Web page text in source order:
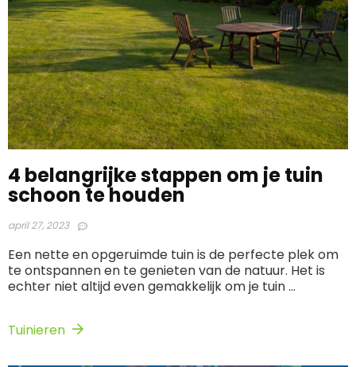
4 belangrijke stappen om je tuin
schoon te houden
april 27, 2023
Een nette en opgeruimde tuin is de perfecte plek om
te ontspannen en te genieten van de natuur. Het is
echter niet altijd even gemakkelijk om je tuin ...
Tuinieren